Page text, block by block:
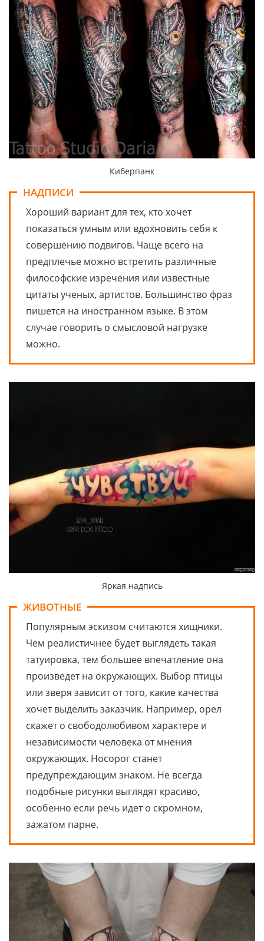
Киберпанк
НАДПИСИ
Хороший вариант для тех, кто хочет
показаться умным или вдохновить себя к
совершению подвигов. Чаще всего на
предплечье можно встретить различные
философские изречения или известные
цитаты ученых, артистов. Большинство фраз
пишется на иностранном языке. В этом
случае говорить о смысловой нагрузке
можно.
Яркая надпись
ЖИВОТНЫЕ
Популярным эскизом считаются хищники.
Чем реалистичнее будет выглядеть такая
татуировка, тем большее впечатление она
произведет на окружающих. Выбор птицы
или зверя зависит от того, какие качества
хочет выделить заказчик. Например, орел
скажет о свободолюбивом характере и
независимости человека от мнения
окружающих. Носорог станет
предупреждающим знаком. Не всегда
подобные рисунки выглядят красиво,
особенно если речь идет о скромном,
зажатом парне.